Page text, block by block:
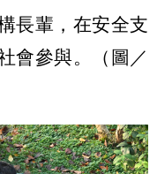
長輩，在安全支
會參與。（圖／